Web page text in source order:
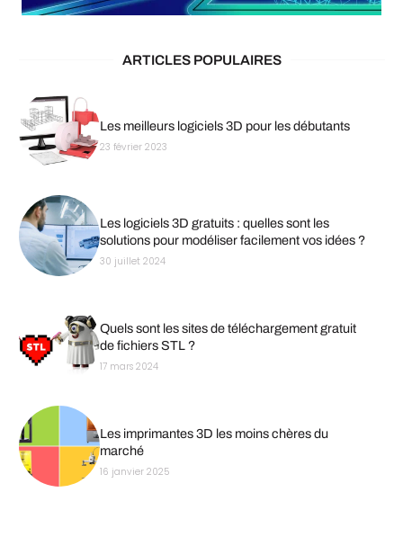
ARTICLES POPULAIRES
Les meilleurs logiciels 3D pour les débutants
23 février 2023
Les logiciels 3D gratuits : quelles sont les
solutions pour modéliser facilement vos idées ?
30 juillet 2024
Quels sont les sites de téléchargement gratuit
de fichiers STL ?
17 mars 2024
Les imprimantes 3D les moins chères du
marché
16 janvier 2025